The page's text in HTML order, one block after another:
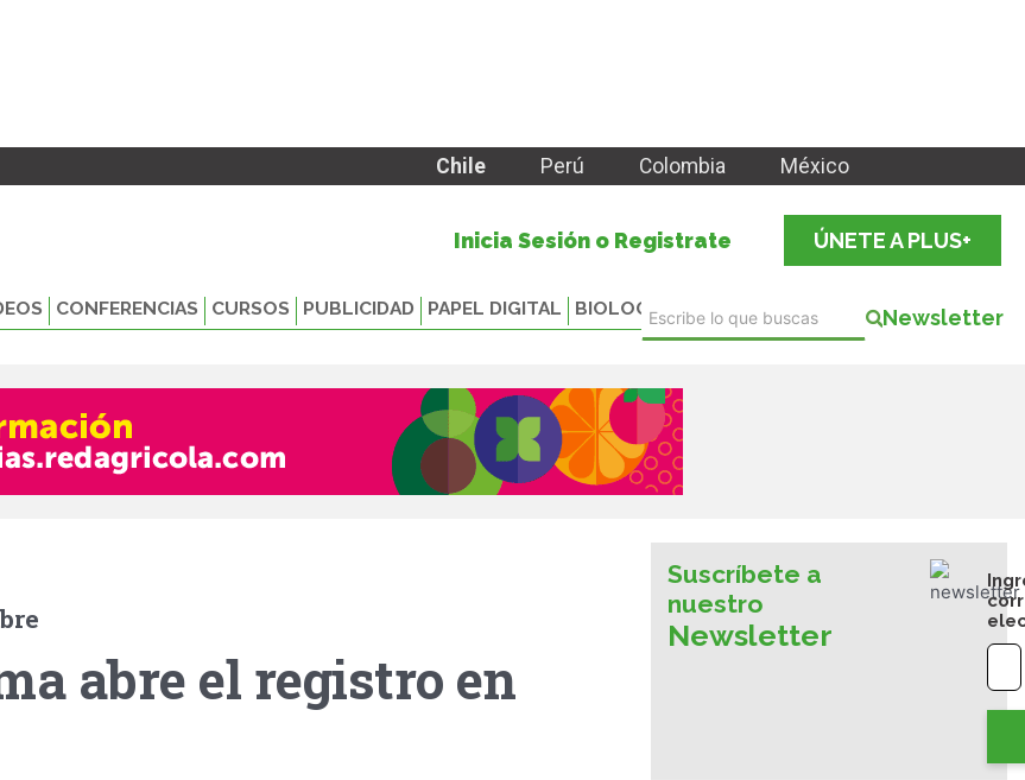
Chile Perú Colombia México
Inicia Sesión o Registrate ÚNETE A PLUS+
CONFERENCIAS CURSOS PUBLICIDAD PAPEL DIGITAL BIOLOGICALS Newsletter
abre el registro en
Suscríbete a
nuestro
Newsletter